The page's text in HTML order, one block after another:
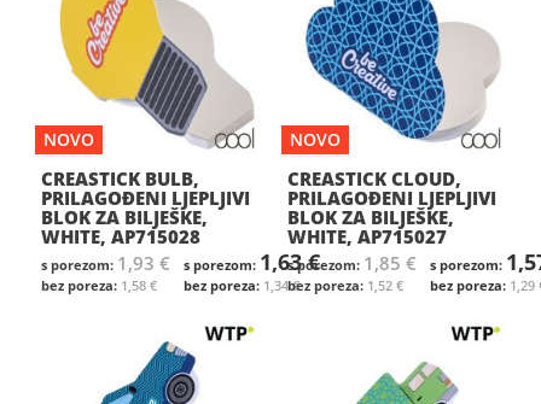
NOVO
CREASTICK BULB,
PRILAGOĐENI LJEPLJIVI
BLOK ZA BILJEŠKE,
WHITE, AP715028
1,93 €
1,58 €
1,63 €
1,34 €
NOVO
CREASTICK CLOUD,
PRILAGOĐENI LJEPLJIVI
BLOK ZA BILJEŠKE,
WHITE, AP715027
1,85 €
1,52 € 1,29